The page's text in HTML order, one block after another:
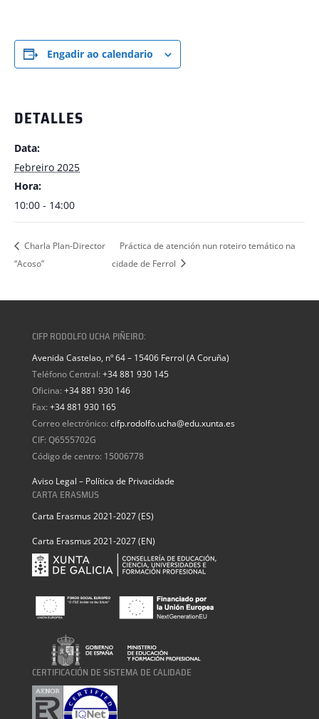
Engadir ao calendario
DETALLES
Data:
Febreiro 2025
Hora:
10:00 - 14:00
Charla Plan-Director
“Acoso”
Práctica de atención nun roteiro temático na
cidade de Ferrol
CIFP RODOLFO UCHA PIÑEIRO:
Avenida Castelao, nº 64 – 15406 Ferrol (A Coruña)
Teléfono Central: +34 881 930 145
Oficina: +34 881 930 146
Fax: +34 881 930 165
Correo electrónico: cifp.rodolfo.ucha@edu.xunta.es
CIF: Q6555702G
Código de centro: 15006778
Aviso Legal – Política de Privacidade
CARTA ERASMUS
Carta Erasmus 2021-2027 (ES)
Carta Erasmus 2021-2027 (EN)
CERTIFICACIÓN DE SISTEMA DE CALIDADE